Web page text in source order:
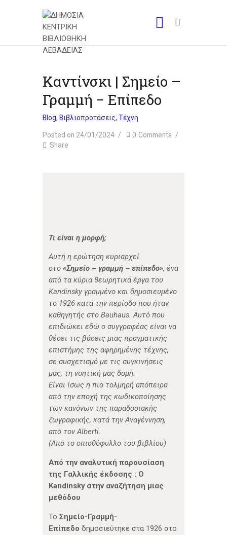
Καντίνσκι | Σημείο –
Γραμμή − Επίπεδο
Blog, Βιβλιοπροτάσεις, Τέχνη
Posted on 24/01/2024 0 Comments
Share
Τι είναι η μορφή;
Αυτή η ερώτηση κυριαρχεί
στο «Σημείο – γραμμή – επίπεδο», ένα
από τα κύρια θεωρητικά έργα του
Kandinsky γραμμένο και δημοσιευμένο
το 1926 κατά την περίοδο που ήταν
καθηγητής στο Bauhaus. Αυτό που
επιδιώκει εδώ ο συγγραφέας είναι να
θέσει τις βάσεις μιας πραγματικής
επιστήμης της αφηρημένης τέχνης,
σε συσχετισμό με τις συγκινήσεις
μας, τη νοητική μας δομή.
Είναι ίσως η πιο τολμηρή απόπειρα
από την εποχή της κωδικοποίησης
των κανόνων της παραδοσιακής
ζωγραφικής, κατά την Αναγέννηση,
από τον Alberti.
(Από το οπισθόφυλλο του βιβλίου)
Από την αναλυτική παρουσίαση
της Γαλλικής έκδοσης : Ο
Kandinsky στην αναζήτηση μιας
μεθόδου
Το Σημείο-Γραμμή-
Επίπεδο δημοσιεύτηκε στα 1926 στο